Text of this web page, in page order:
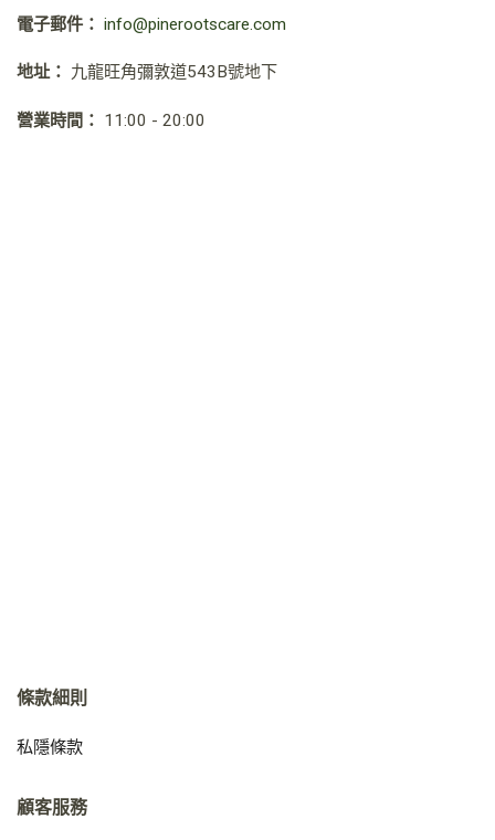
電子郵件： info@pinerootscare.com
地址： 九龍旺角彌敦道543B號地下
營業時間： 11:00 - 20:00
條款細則
私隱條款
顧客服務